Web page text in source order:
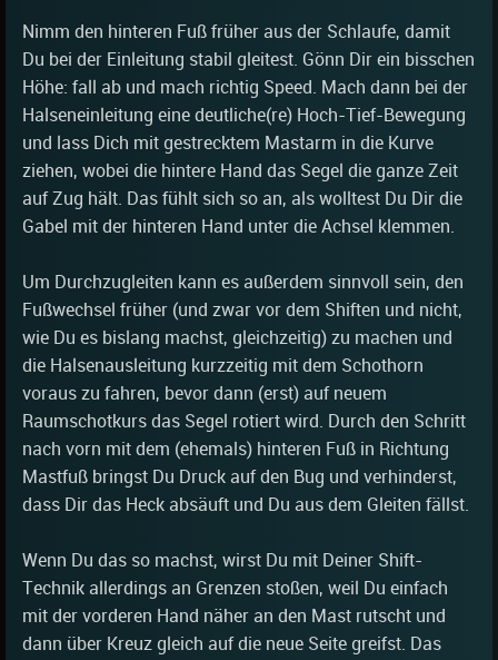
Nimm den hinteren Fuß früher aus der Schlaufe, damit
Du bei der Einleitung stabil gleitest. Gönn Dir ein bisschen
Höhe: fall ab und mach richtig Speed. Mach dann bei der
Halseneinleitung eine deutliche(re) Hoch-Tief-Bewegung
und lass Dich mit gestrecktem Mastarm in die Kurve
ziehen, wobei die hintere Hand das Segel die ganze Zeit
auf Zug hält. Das fühlt sich so an, als wolltest Du Dir die
Gabel mit der hinteren Hand unter die Achsel klemmen.
Um Durchzugleiten kann es außerdem sinnvoll sein, den
Fußwechsel früher (und zwar vor dem Shiften und nicht,
wie Du es bislang machst, gleichzeitig) zu machen und
die Halsenausleitung kurzzeitig mit dem Schothorn
voraus zu fahren, bevor dann (erst) auf neuem
Raumschotkurs das Segel rotiert wird. Durch den Schritt
nach vorn mit dem (ehemals) hinteren Fuß in Richtung
Mastfuß bringst Du Druck auf den Bug und verhinderst,
dass Dir das Heck absäuft und Du aus dem Gleiten fällst.
Wenn Du das so machst, wirst Du mit Deiner Shift-
Technik allerdings an Grenzen stoßen, weil Du einfach
mit der vorderen Hand näher an den Mast rutscht und
dann über Kreuz gleich auf die neue Seite greifst. Das